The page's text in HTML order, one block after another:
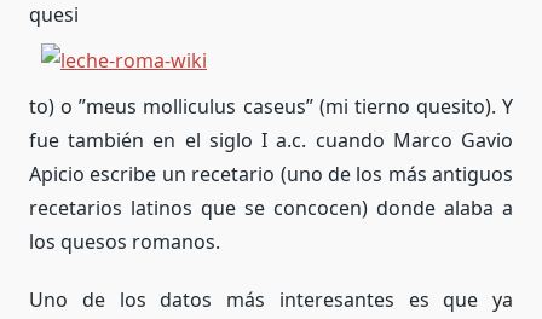
quesi
to) o ”meus molliculus caseus” (mi tierno quesito). Y
fue también en el siglo I a.c. cuando Marco Gavio
Apicio escribe un recetario (uno de los más antiguos
recetarios latinos que se concocen) donde alaba a
los quesos romanos.
Uno de los datos más interesantes es que ya